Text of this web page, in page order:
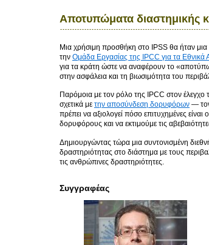
Αποτυπώματα διαστημικής
Μια χρήσιμη προσθήκη στο IPSS θα ήταν
την Ομάδα Εργασίας της IPCC για τα
για τα κράτη ώστε να αναφέρουν το
στην ασφάλεια και τη βιωσιμότητα του
Παρόμοια με τον ρόλο της IPCC στον έλεγχο
σχετικά με την αποσύνδεση δορυφόρων —
πρέπει να αξιολογεί πόσο επιτυχημένες
δορυφόρους και να εκτιμούμε τις
Δημιουργώντας τώρα μια συντονισμένη
δραστηριότητας στο διάστημα με τους
τις ανθρώπινες δραστηριότητες.
Συγγραφέας